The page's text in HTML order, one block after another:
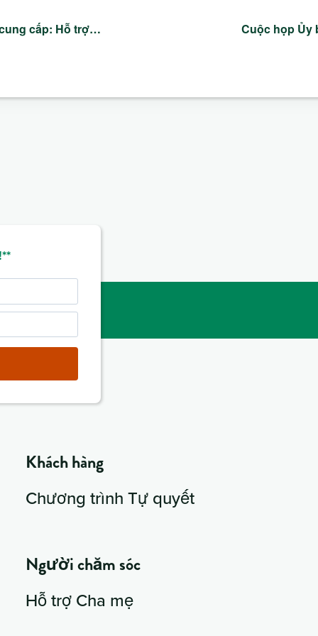
cấp: Hỗ trợ… Cuộc họp Ủy
Khách hàng
Chương trình Tự quyết
Người chăm sóc
Hỗ trợ Cha mẹ